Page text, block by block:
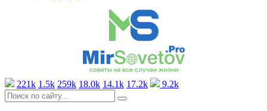
221k 1.5k 259k 18.0k 14.1k 17.2k 9.2k